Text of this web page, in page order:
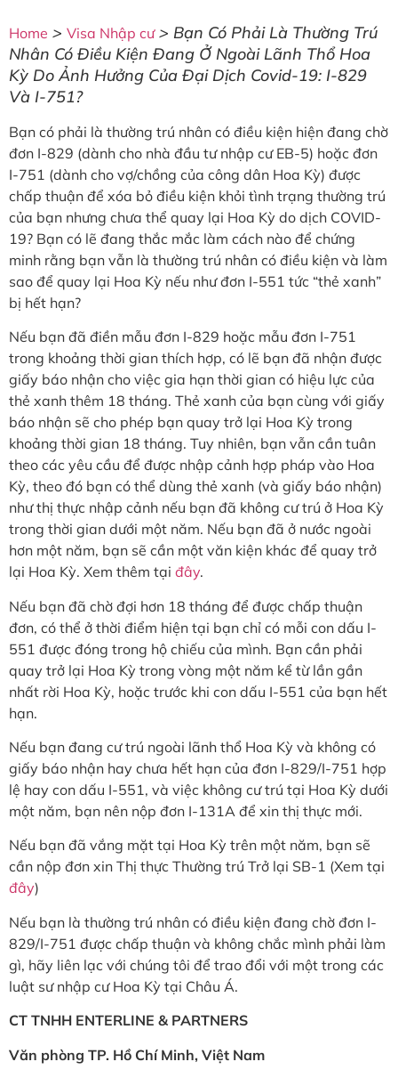
Home > Visa Nhập cư> Bạn Có Phải Là Thường Trú
Nhân Có Điều Kiện Đang Ở Ngoài Lãnh Thổ Hoa
Kỳ Do Ảnh Hưởng Của Đại Dịch Covid-19: I-829
Và I-751?
Bạn có phải là thường trú nhân có điều kiện hiện đang chờ
đơn I-829 (dành cho nhà đầu tư nhập cư EB-5) hoặc đơn
I-751 (dành cho vợ/chồng của công dân Hoa Kỳ) được
chấp thuận để xóa bỏ điều kiện khỏi tình trạng thường trú
của bạn nhưng chưa thể quay lại Hoa Kỳ do dịch COVID-
19? Bạn có lẽ đang thắc mắc làm cách nào để chứng
minh rằng bạn vẫn là thường trú nhân có điều kiện và làm
sao để quay lại Hoa Kỳ nếu như đơn I-551 tức “thẻ xanh”
bị hết hạn?
Nếu bạn đã điền mẫu đơn I-829 hoặc mẫu đơn I-751
trong khoảng thời gian thích hợp, có lẽ bạn đã nhận được
giấy báo nhận cho việc gia hạn thời gian có hiệu lực của
thẻ xanh thêm 18 tháng. Thẻ xanh của bạn cùng với giấy
báo nhận sẽ cho phép bạn quay trở lại Hoa Kỳ trong
khoảng thời gian 18 tháng. Tuy nhiên, bạn vẫn cần tuân
theo các yêu cầu để được nhập cảnh hợp pháp vào Hoa
Kỳ, theo đó bạn có thể dùng thẻ xanh (và giấy báo nhận)
như thị thực nhập cảnh nếu bạn đã không cư trú ở Hoa Kỳ
trong thời gian dưới một năm. Nếu bạn đã ở nước ngoài
hơn một năm, bạn sẽ cần một văn kiện khác để quay trở
lại Hoa Kỳ. Xem thêm tại đây.
Nếu bạn đã chờ đợi hơn 18 tháng để được chấp thuận
đơn, có thể ở thời điểm hiện tại bạn chỉ có mỗi con dấu I-
551 được đóng trong hộ chiếu của mình. Bạn cần phải
quay trở lại Hoa Kỳ trong vòng một năm kể từ lần gần
nhất rời Hoa Kỳ, hoặc trước khi con dấu I-551 của bạn hết
hạn.
Nếu bạn đang cư trú ngoài lãnh thổ Hoa Kỳ và không có
giấy báo nhận hay chưa hết hạn của đơn I-829/I-751 hợp
lệ hay con dấu I-551, và việc không cư trú tại Hoa Kỳ dưới
một năm, bạn nên nộp đơn I-131A để xin thị thực mới.
Nếu bạn đã vắng mặt tại Hoa Kỳ trên một năm, bạn sẽ
cần nộp đơn xin Thị thực Thường trú Trở lại SB-1 (Xem tại
đây)
Nếu bạn là thường trú nhân có điều kiện đang chờ đơn I-
829/I-751 được chấp thuận và không chắc mình phải làm
gì, hãy liên lạc với chúng tôi để trao đổi với một trong các
luật sư nhập cư Hoa Kỳ tại Châu Á.
CT TNHH ENTERLINE & PARTNERS
Văn phòng TP. Hồ Chí Minh, Việt Nam